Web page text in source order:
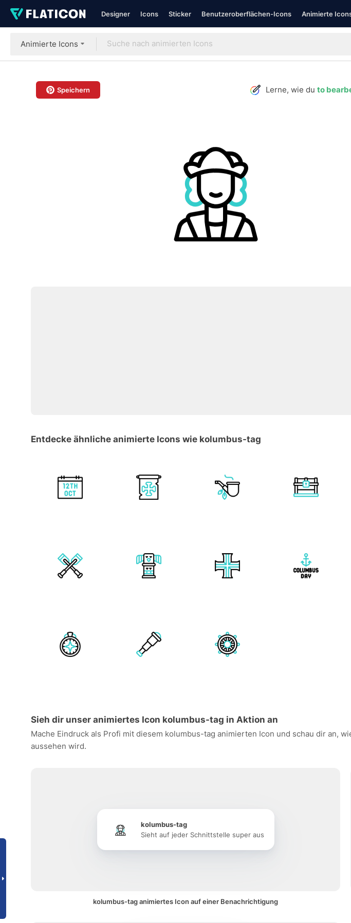
Designer Icons Sticker Benutzeroberflächen-Icons Animierte
Animierte Icons
Speichern Lerne, wie du to
Entdecke ähnliche animierte Icons wie kolumbus-tag
Sieh dir unser animiertes Icon kolumbus-tag in Aktion an
Mache Eindruck als Profi mit diesem kolumbus-tag animierten Icon und schau dir an,
aussehen wird.
kolumbus-tag
Sieht auf jeder Schnittstelle super aus
kolumbus-tag animiertes Icon auf einer Benachrichtigung